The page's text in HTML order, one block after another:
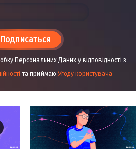
Подписаться
Персональних Даних у відповідності з
та приймаю Угоду користувача